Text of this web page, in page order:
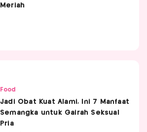
Meriah
Food
Jadi Obat Kuat Alami, Ini 7 Manfaat
Semangka untuk Gairah Seksual
Pria